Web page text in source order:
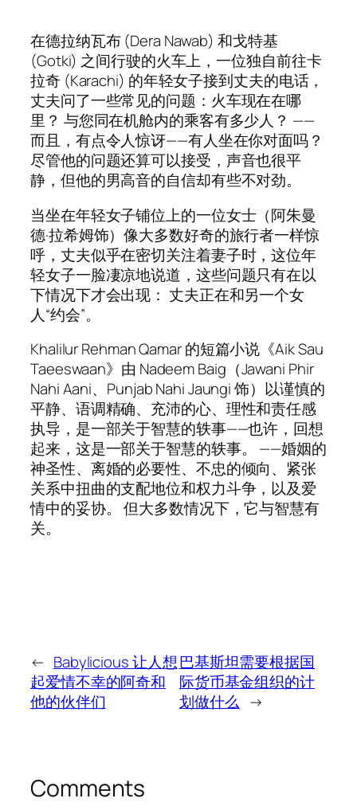
在德拉纳瓦布 (Dera Nawab) 和戈特基
(Gotki) 之间行驶的火车上，一位独自前往卡
拉奇 (Karachi) 的年轻女子接到丈夫的电话，
丈夫问了一些常见的问题：火车现在在哪
里？ 与您同在机舱内的乘客有多少人？ ——
而且，有点令人惊讶——有人坐在你对面吗？
尽管他的问题还算可以接受，声音也很平
静，但他的男高音的自信却有些不对劲。
当坐在年轻女子铺位上的一位女士（阿朱曼
德·拉希姆饰）像大多数好奇的旅行者一样惊
呼，丈夫似乎在密切关注着妻子时，这位年
轻女子一脸凄凉地说道，这些问题只有在以
下情况下才会出现： 丈夫正在和另一个女
人“约会”。
Khalilur Rehman Qamar 的短篇小说《Aik Sau
Taeeswaan》由 Nadeem Baig（Jawani Phir
Nahi Aani、Punjab Nahi Jaungi 饰）以谨慎的
平静、语调精确、充沛的心、理性和责任感
执导，是一部关于智慧的轶事——也许，回想
起来，这是一部关于智慧的轶事。 ——婚姻的
神圣性、离婚的必要性、不忠的倾向、紧张
关系中扭曲的支配地位和权力斗争，以及爱
情中的妥协。 但大多数情况下，它与智慧有
关。
← Babylicious 让人想
起爱情不幸的阿奇和
他的伙伴们
巴基斯坦需要根据国
际货币基金组织的计
划做什么 →
Comments